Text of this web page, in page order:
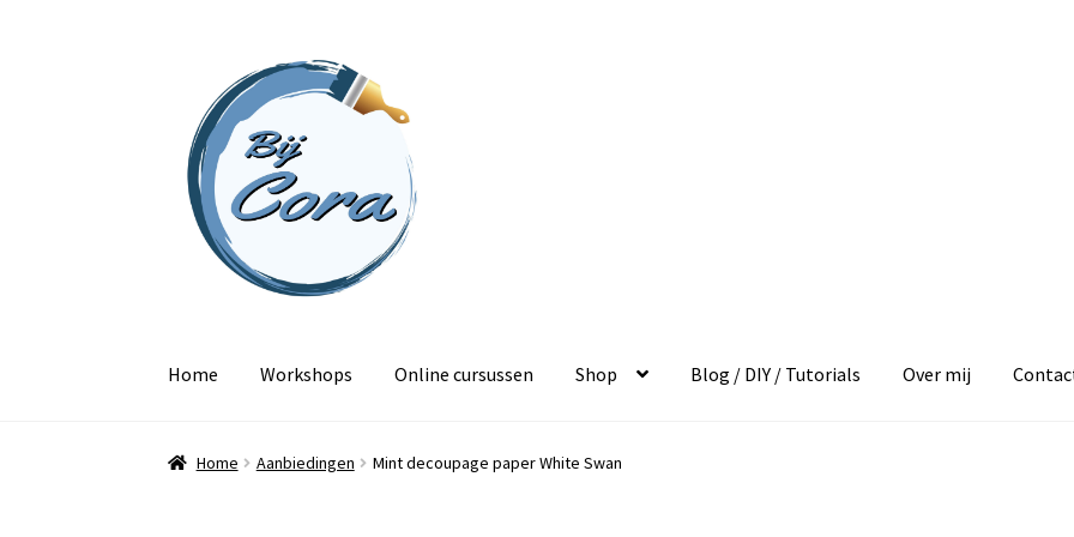
naar
navigatie
inhoud
Home Workshops Online cursussen Shop Blog / DIY / Tutorials Over mij
Home Aanbiedingen Mint decoupage paper White Swan